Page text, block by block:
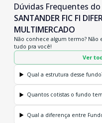
Dúvidas Frequentes
SANTANDER FIC FI
MULTIMERCADO
Não conhece algum termo? Não
tudo pra você!
Ver
Qual a estrutura desse
Quantos cotistas o fundo
Qual a diferença entre